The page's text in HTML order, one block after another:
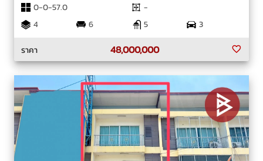
0-0-57.0
-
4
6 5
3
ราคา
48,000,000